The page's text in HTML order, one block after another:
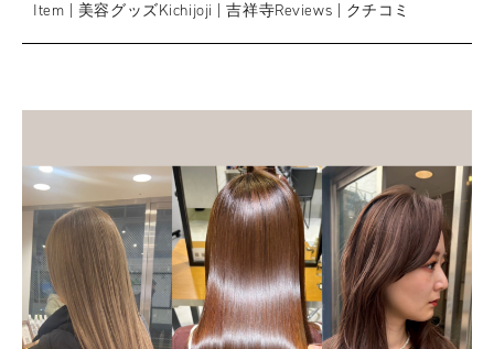
Item | 美容グッズKichijoji | 吉祥寺Reviews | クチコミ